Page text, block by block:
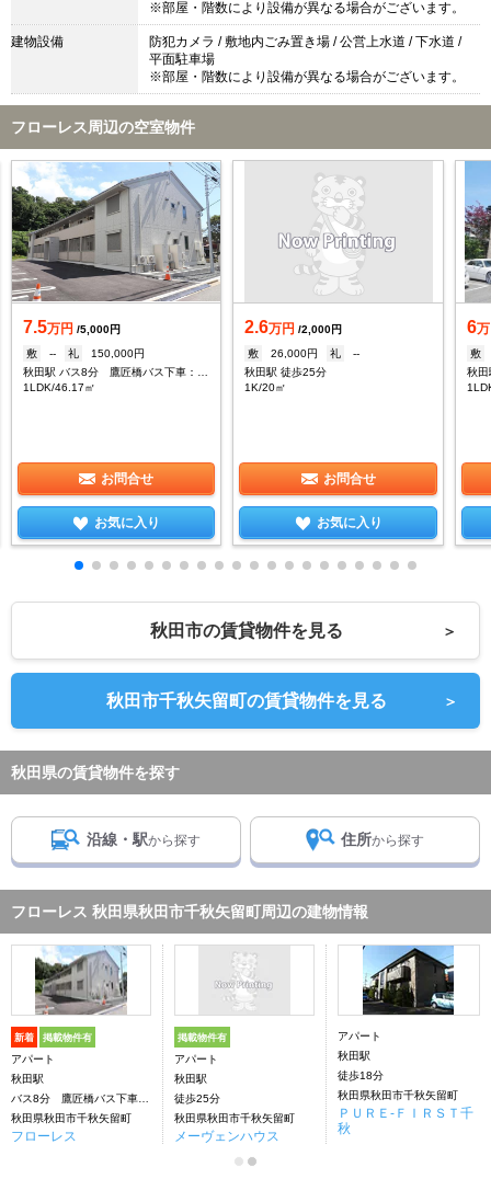
※部屋・階数により設備が異なる場合がございます。
建物設備
防犯カメラ / 敷地内ごみ置き場 / 公営上水道 / 下水道 /
平面駐車場
※部屋・階数により設備が異なる場合がございます。
フローレス周辺の空室物件
7.5万円 /5,000円
敷
-- 礼
150,000円
1LDK/46.17㎡
お問合せ
お気に入り
2.6万円 /2,000円
敷
26,000円 礼
--
秋田駅 徒歩25分
1K/20㎡
お問合せ
お気に入り
6
敷
秋田市の賃貸物件を見る ＞
秋田市千秋矢留町の賃貸物件を見る ＞
秋田県の賃貸物件を探す
沿線・駅から探す 住所から探す
フローレス 秋田県秋田市千秋矢留町周辺の建物情報
新着 掲載物件有
アパート
秋田駅
バス8分 鷹匠橋バス下車：停歩2分
秋田県秋田市千秋矢留町
フローレス
掲載物件有
アパート
秋田駅
徒歩25分
秋田県秋田市千秋矢留町
メーヴェンハウス
アパート
秋田駅
徒歩18分
秋田県秋田市千秋矢留町
ＰＵＲＥ-ＦＩＲＳＴ千
秋